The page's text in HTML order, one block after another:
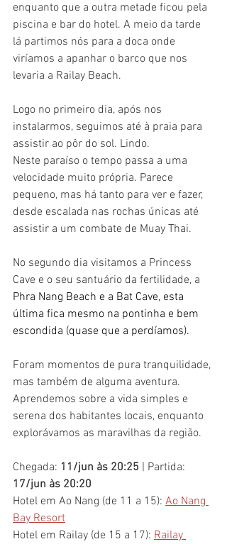
enquanto que a outra metade ficou pela
piscina e bar do hotel. A meio da tarde
lá partimos nós para a doca onde
viríamos a apanhar o barco que nos
levaria a Railay Beach.
Logo no primeiro dia, após nos
instalarmos, seguimos até à praia para
assistir ao pôr do sol. Lindo.
Neste paraíso o tempo passa a uma
velocidade muito própria. Parece
pequeno, mas há tanto para ver e fazer,
desde escalada nas rochas únicas até
assistir a um combate de Muay Thai.
No segundo dia visitamos a Princess
Cave e o seu santuário da fertilidade, a
Phra Nang Beach e a Bat Cave, esta
última fica mesmo na pontinha e bem
escondida (quase que a perdíamos).
Foram momentos de pura tranquilidade,
mas também de alguma aventura.
Aprendemos sobre a vida simples e
serena dos habitantes locais, enquanto
explorávamos as maravilhas da região.
Chegada: 11/jun às 20:25 | Partida:
17/jun às 20:20
Hotel em Ao Nang (de 11 a 15): Ao Nang
Bay Resort
Hotel em Railay (de 15 a 17): Railay